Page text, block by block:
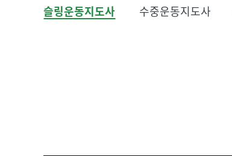
슬링운동지도사 수중운동지도사